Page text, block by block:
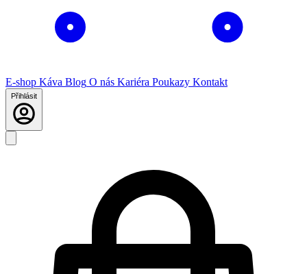
E-shop Káva Blog O nás Kariéra Poukazy Kontakt
Přihlásit